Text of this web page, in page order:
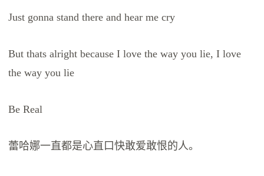
Just gonna stand there and hear me cry
But thats alright because I love the way you lie, I love
the way you lie
Be Real
蕾哈娜一直都是心直口快敢爱敢恨的人。